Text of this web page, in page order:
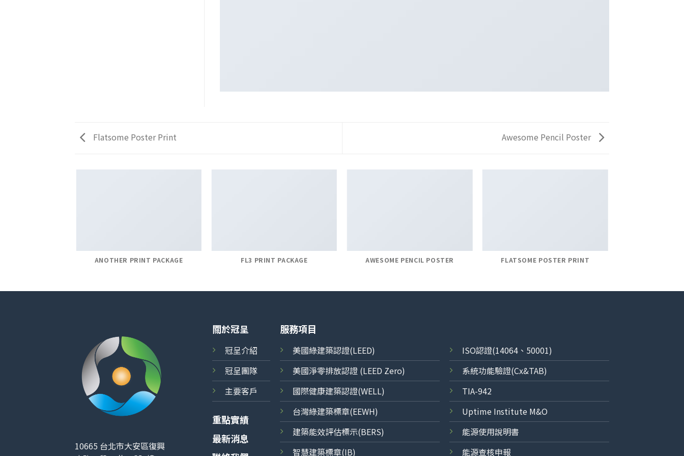
Flatsome Poster Print Awesome Pencil Poster
ANOTHER PRINT PACKAGE FL3 PRINT PACKAGE AWESOME PENCIL POSTER FLATSOME POSTER PRINT
10665 台北市大安區復興
關於冠呈
冠呈介紹
冠呈團隊
主要客戶
重點實績
最新消息
服務項目
美國綠建築認證(LEED)
美國淨零排放認證 (LEED Zero)
國際健康建築認證(WELL)
台灣綠建築標章(EEWH)
建築能效評估標示(BERS)
智慧建築標章(IB)
ISO認證(14064、50001)
系統功能驗證(Cx&TAB)
TIA-942
Uptime Institute M&O
能源使用說明書
能源查核申報